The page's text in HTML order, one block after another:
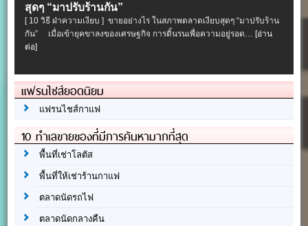
สุดๆ “มาปรับร้านกัน”
[ 10 วิธี ฝ่าความเงียบ ] ขายอย่างไร ในสภาพตลาดเงียบสุดๆ “มาปรับร้าน
กัน” เมื่อเข้ายุคขาลงของเศรษฐกิจ การดิ้นรนเพื่อความอยู่รอด…[อ่าน
ต่อ]
แฟรนไชส์ยอดนิยม
แฟรนไชส์กาแฟ
10 ทำเลขายของที่มีการค้นหามากที่สุด
พื้นที่เช่าโลตัส
พื้นที่ให้เช่าร้านกาแฟ
ตลาดนัดรถไฟ
ตลาดนัดกลางคืน